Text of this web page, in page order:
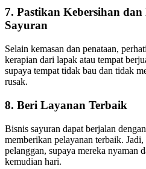
7. Pastikan Kebersihan
Sayuran
Selain kemasan dan penataan,
kerapian dari lapak atau tempat
supaya tempat tidak bau dan tidak
rusak.
8. Beri Layanan Terbaik
Bisnis sayuran dapat berjalan
memberikan pelayanan terbaik.
pelanggan, supaya mereka nyaman
kemudian hari.